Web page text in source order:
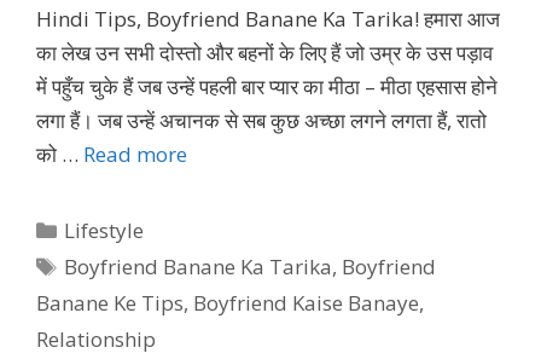
Hindi Tips, Boyfriend Banane Ka Tarika! हमारा आज
का लेख उन सभी दोस्तो और बहनों के लिए हैं जो उम्र के उस पड़ाव
में पहुँच चुके हैं जब उन्हें पहली बार प्यार का मीठा – मीठा एहसास होने
लगा हैं। जब उन्हें अचानक से सब कुछ अच्छा लगने लगता हैं, रातो
को … Read more
Categories
Lifestyle
Tags
Boyfriend Banane Ka Tarika, Boyfriend
Banane Ke Tips, Boyfriend Kaise Banaye,
Relationship